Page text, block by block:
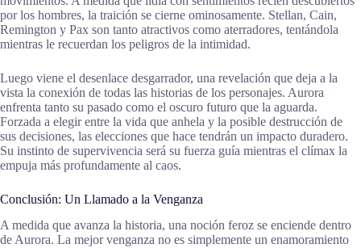
por los hombres, la traición se cierne ominosamente. Stellan, Cain,
Remington y Pax son tanto atractivos como aterradores, tentándola
mientras le recuerdan los peligros de la intimidad.
Luego viene el desenlace desgarrador, una revelación que deja a la
vista la conexión de todas las historias de los personajes. Aurora
enfrenta tanto su pasado como el oscuro futuro que la aguarda.
Forzada a elegir entre la vida que anhela y la posible destrucción de
sus decisiones, las elecciones que hace tendrán un impacto duradero.
Su instinto de supervivencia será su fuerza guía mientras el clímax la
empuja más profundamente al caos.
Conclusión: Un Llamado a la Venganza
A medida que avanza la historia, una noción feroz se enciende dentro
de Aurora. La mejor venganza no es simplemente un enamoramiento